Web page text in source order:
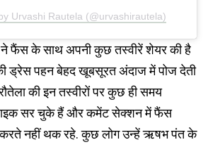
Urvashi Rautela (@urvashirautela)
ने फैंस के साथ अपनी कुछ तस्वीरें शेयर की है
ड्रेस पहन बेहद खूबसूरत अंदाज में पोज देती
की इन तस्वीरों पर कुछ ही समय
सर चुके हैं और कमेंट सेक्शन में फैंस
नहीं थक रहे. कुछ लोग उन्हें ऋषभ पंत के